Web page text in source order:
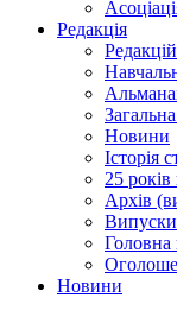
Редакція
Новини
Історія
25
Архів
Випуски
Головна
Новини